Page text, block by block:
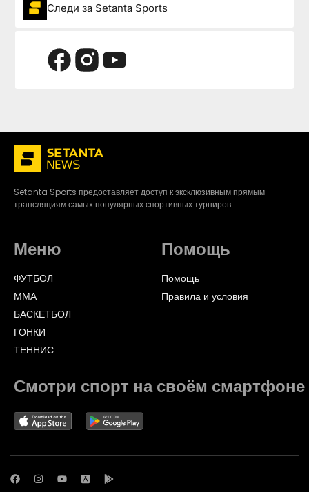
Следи за Setanta Sports
Setanta Sports предоставляет доступ к эксклюзивным прямым
трансляциям самых популярных спортивных турниров.
Меню
ФУТБОЛ
ММА
БАСКЕТБОЛ
ГОНКИ
ТЕННИС
Помощь
Помощь
Правила и условия
Смотри спорт на своём смартфоне